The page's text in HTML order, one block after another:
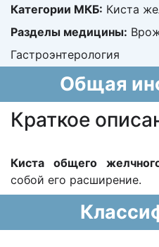
Категории МКБ: Киста
Разделы медицины:
Гастроэнтерология
Общая
Краткое
Киста общего
собой его расширение.